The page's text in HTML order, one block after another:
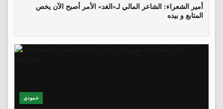
أمير الشعراء: الشاعر المالي لـ«الغد» الأمر أصبح الآن يخص
المتابع و بيده
عمودي